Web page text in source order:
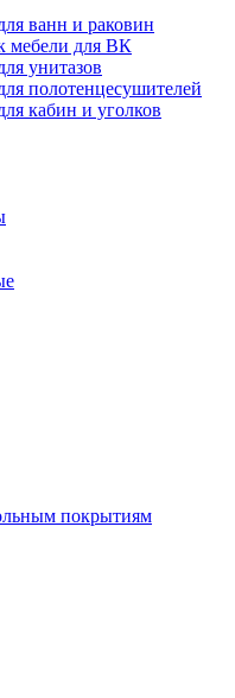
ванн и раковин
мебели для ВК
унитазов
полотенцесушителей
кабин и уголков
покрытиям